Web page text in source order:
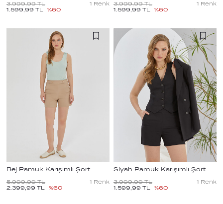
3.999,99 TL
1.599,99 TL %60
1 Renk 3.999,99 TL
1.599,99 TL %60
1 Renk
Bej Pamuk Karışımlı Şort
5.999,99 TL
2.399,99 TL %60
1 Renk
Siyah Pamuk Karışımlı Şort
3.999,99 TL
1.599,99 TL %60
1 Renk